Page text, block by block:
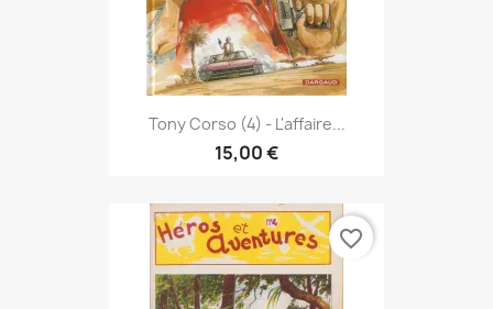
Tony Corso (4) - L'affaire...
15,00 €
favorite_border